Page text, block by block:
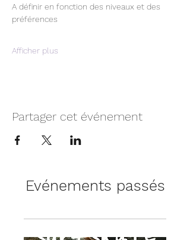
A définir en fonction des niveaux et des
préférences
Afficher plus
Partager cet événement
Evénements passés